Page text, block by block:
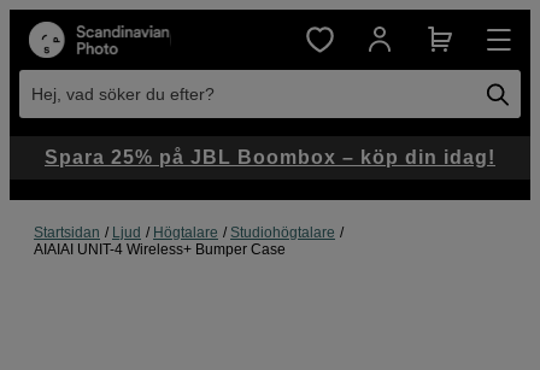
Hej, vad söker du efter?
Startsidan Ljud Högtalare
Studiohögtalare
AIAIAI UNIT-4 Wireless+ Bumper Case
Spara 25% på JBL Boombox – köp din idag!